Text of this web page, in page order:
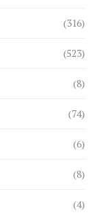
(316)
(523)
(8)
(74)
(6)
(8)
(4)